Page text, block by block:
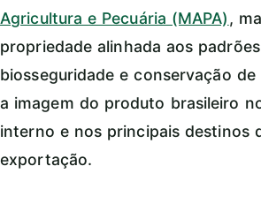
Agricultura e Pecuária (MAPA),
propriedade alinhada aos
biosseguridade e conservação
a imagem do produto brasileiro
interno e nos principais destinos
exportação.